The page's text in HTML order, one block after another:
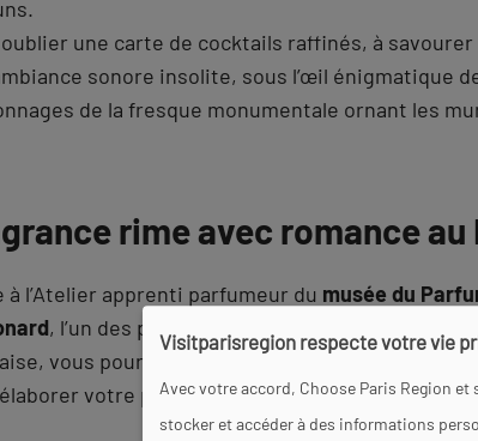
une carte de cocktails raffinés, à savourer
sonore insolite, sous l’œil énigmatique
de la fresque monumentale ornant les
rime avec romance
à l’Atelier apprenti parfumeur du musée du
, l’un des plus grands noms de la parfumerie
vous pourrez vous glisser dans la peau d’un «
votre propre eau de Cologne.
Visitparisregion respecte votre vie
Avec votre accord, Choose Paris Region
stocker et accéder à des informations